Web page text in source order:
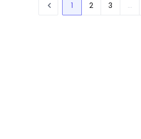
1 2 3 ...